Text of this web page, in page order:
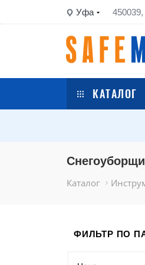
Уфа
КАТАЛОГ
Шкафы
Стеллажи
Каталог
ФИЛЬТР ПО